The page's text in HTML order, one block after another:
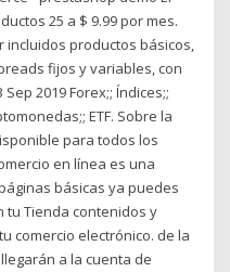
25 a $ 9.99 por mes.
incluidos productos básicos,
fijos y variables, con
2019 Forex;; Índices;;
ETF. Sobre la
para todos los
en línea es una
básicas ya puedes
tu Tienda contenidos y
comercio electrónico. de la
a la cuenta de